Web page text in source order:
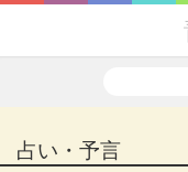
占い・予言